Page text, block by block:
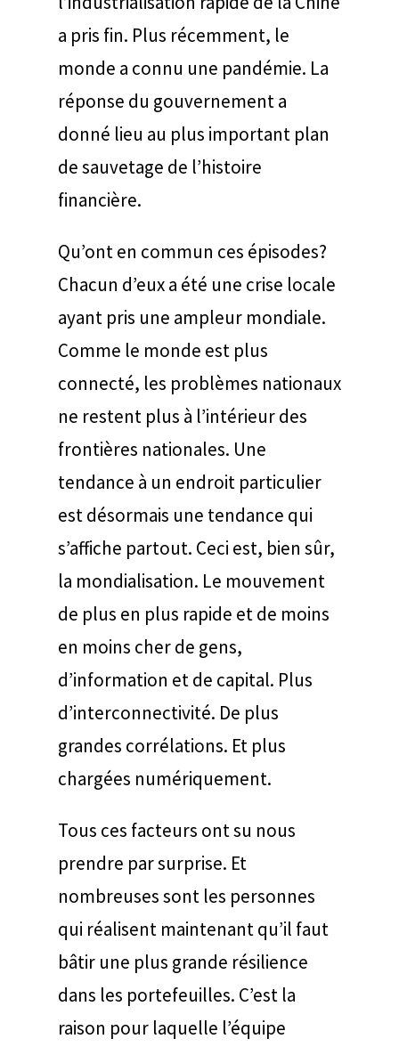
a pris fin. Plus récemment, le
monde a connu une pandémie. La
réponse du gouvernement a
donné lieu au plus important plan
de sauvetage de l’histoire
financière.
Qu’ont en commun ces épisodes?
Chacun d’eux a été une crise locale
ayant pris une ampleur mondiale.
Comme le monde est plus
connecté, les problèmes nationaux
ne restent plus à l’intérieur des
frontières nationales. Une
tendance à un endroit particulier
est désormais une tendance qui
s’affiche partout. Ceci est, bien sûr,
la mondialisation. Le mouvement
de plus en plus rapide et de moins
en moins cher de gens,
d’information et de capital. Plus
d’interconnectivité. De plus
grandes corrélations. Et plus
chargées numériquement.
Tous ces facteurs ont su nous
prendre par surprise. Et
nombreuses sont les personnes
qui réalisent maintenant qu’il faut
bâtir une plus grande résilience
dans les portefeuilles. C’est la
raison pour laquelle l’équipe